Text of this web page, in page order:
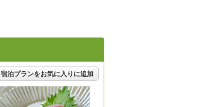
宿泊プランをお気に入りに追加